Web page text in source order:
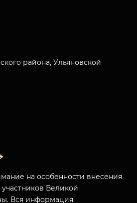
района, Ульяновской
на особенности внесения
Великой
Вся информация,